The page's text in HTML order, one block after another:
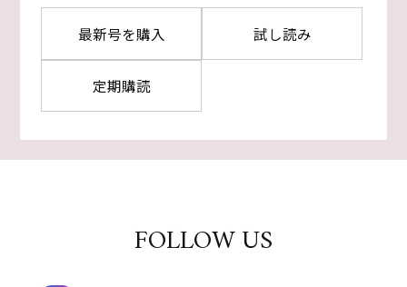
最新号を購入 試し読み
定期購読
FOLLOW US